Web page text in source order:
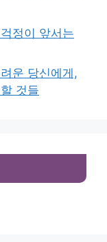
정이 앞서는
운 당신에게,
것들